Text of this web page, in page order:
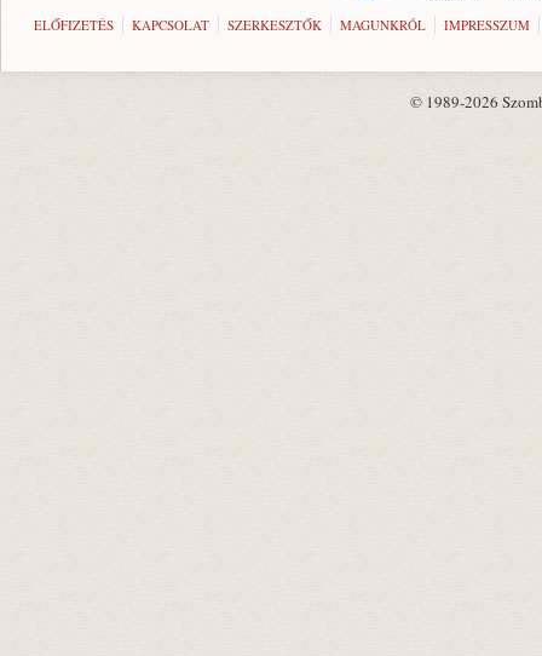
ELŐFIZETÉS KAPCSOLAT SZERKESZTŐK MAGUNKRÓL IMPRESSZUM
© 1989-2026